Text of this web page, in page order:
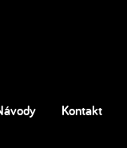
Kontakt